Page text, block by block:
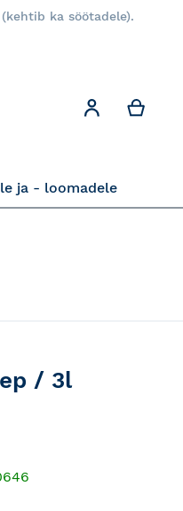
ka söötadele).
Minu konto
ja - loomadele
/ 3l